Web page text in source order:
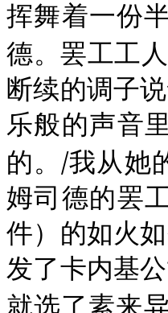
挥舞着一份
德。罢工工
断续的调子
乐般的声音
的。 /我从她
姆司德的罢
件）的如火
发了卡内基
就选了素来